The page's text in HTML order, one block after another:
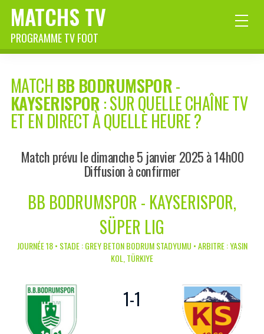
MATCHS TV
PROGRAMME TV FOOT
MATCH BB BODRUMSPOR-
KAYSERISPOR: SUR QUELLE CHAÎNE TV
ET EN DIRECT À QUELLE HEURE ?
Match prévu le dimanche 5 janvier 2025 à 14h00
Diffusion à confirmer
BB BODRUMSPOR - KAYSERISPOR,
SÜPER LIG
JOURNÉE 18 • STADE : GREY BETON BODRUM STADYUMU • ARBITRE : YASIN
KOL, TÜRKIYE
1-1